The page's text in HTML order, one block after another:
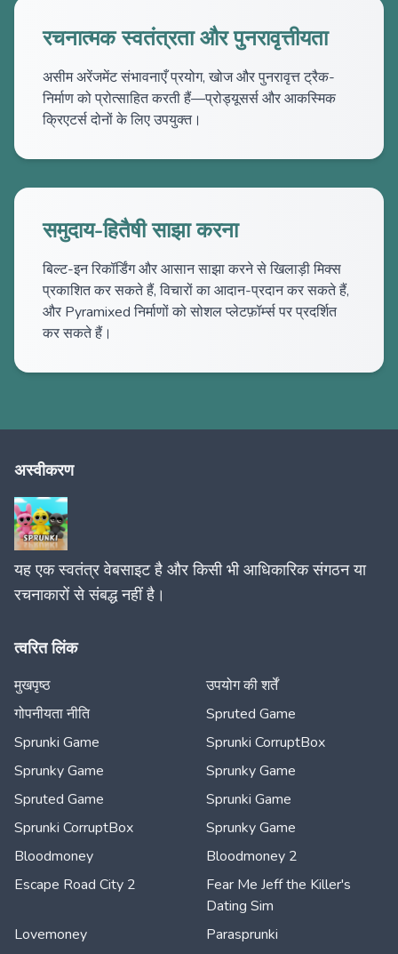
रचनात्मक स्वतंत्रता और पुनरावृत्तीयता
असीम अरेंजमेंट संभावनाएँ प्रयोग, खोज और पुनरावृत्त ट्रैक-
निर्माण को प्रोत्साहित करती हैं—प्रोड्यूसर्स और आकस्मिक
क्रिएटर्स दोनों के लिए उपयुक्त।
समुदाय-हितैषी साझा करना
बिल्ट-इन रिकॉर्डिंग और आसान साझा करने से खिलाड़ी मिक्स
प्रकाशित कर सकते हैं, विचारों का आदान-प्रदान कर सकते हैं,
और Pyramixed निर्माणों को सोशल प्लेटफ़ॉर्म्स पर प्रदर्शित
कर सकते हैं।
अस्वीकरण
यह एक स्वतंत्र वेबसाइट है और किसी भी आधिकारिक संगठन या
रचनाकारों से संबद्ध नहीं है।
त्वरित लिंक
मुखपृष्ठ
उपयोग की शर्तें
गोपनीयता नीति
Spruted Game
Sprunki Game
Sprunki CorruptBox
Sprunky Game
Sprunky Game
Spruted Game
Sprunki Game
Sprunki CorruptBox
Sprunky Game
Bloodmoney
Bloodmoney 2
Escape Road City 2
Fear Me Jeff the Killer's
Dating Sim
Lovemoney
Parasprunki